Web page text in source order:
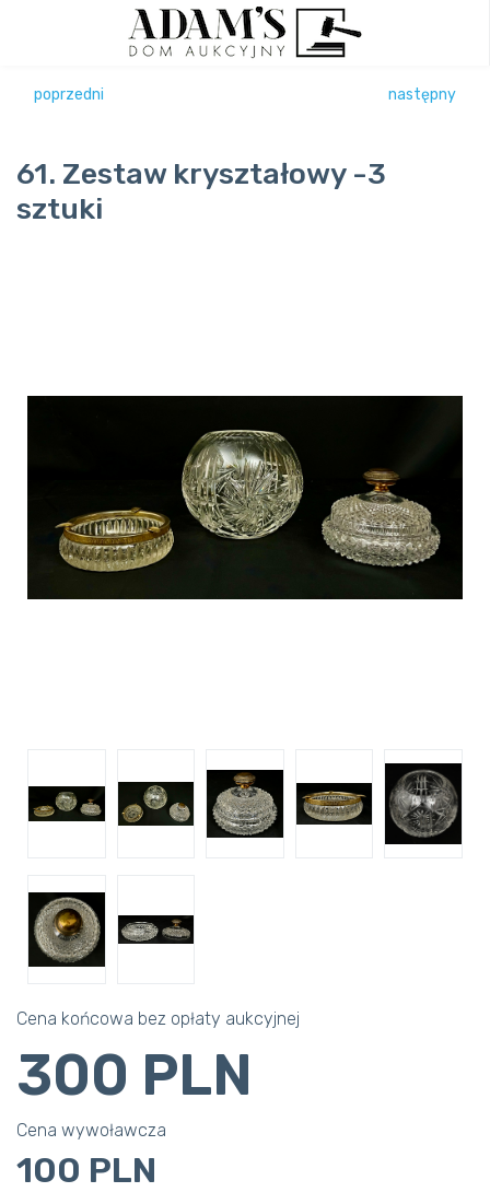
poprzedni następny
61. Zestaw kryształowy -3
sztuki
Previous
Cena końcowa bez opłaty aukcyjnej
300 PLN
Cena wywoławcza
100 PLN